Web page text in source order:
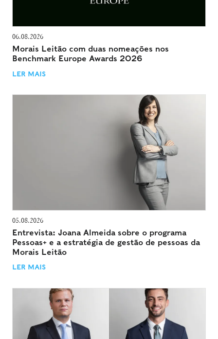
06.08.2026
Morais Leitão com duas nomeações nos
Benchmark Europe Awards 2026
LER MAIS
05.08.2026
Entrevista: Joana Almeida sobre o programa
Pessoas+ e a estratégia de gestão de pessoas da
Morais Leitão
LER MAIS